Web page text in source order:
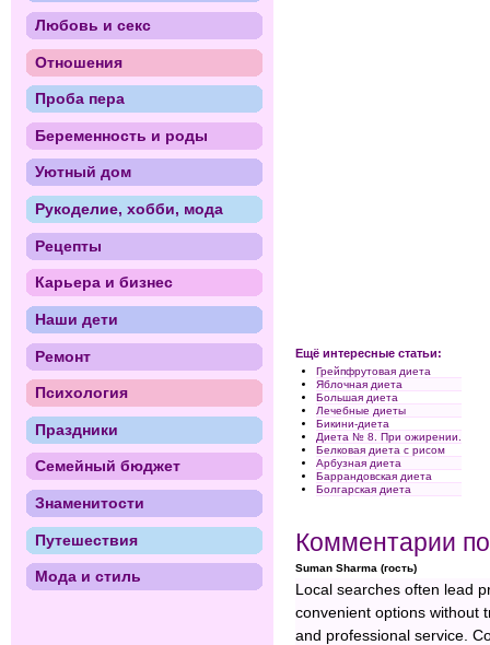
Ещё интересные статьи:
Грейпфрутовая диета
Яблочная диета
Большая диета
Лечебные диеты
Бикини-диета
Диета № 8. При ожирении.
Белковая диета с рисом
Арбузная диета
Баррандовская диета
Болгарская диета
Комментарии
Suman Sharma (гость)
Local searches often lead
convenient options without
and professional service.
Любовь и секс
Отношения
Проба пера
Беременность и роды
Уютный дом
Рукоделие, хобби, мода
Рецепты
Карьера и бизнес
Наши дети
Ремонт
Психология
Праздники
Семейный бюджет
Знаменитости
Путешествия
Мода и стиль